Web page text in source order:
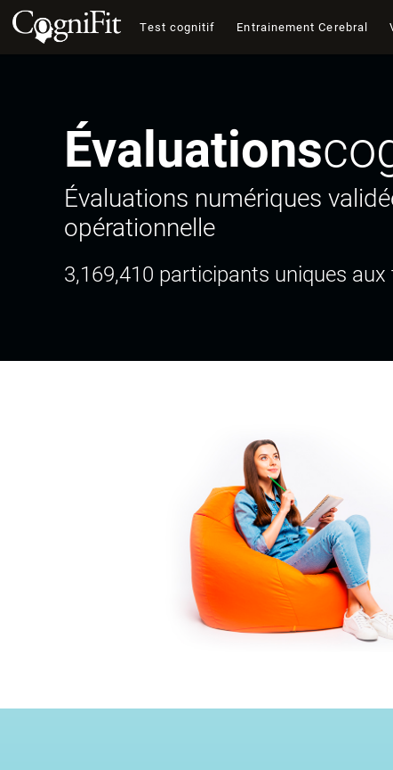
Test cognitif Entrainement Cerebral
Évaluations
Évaluations numériques
opérationnelle
3,169,410 participants uniques aux